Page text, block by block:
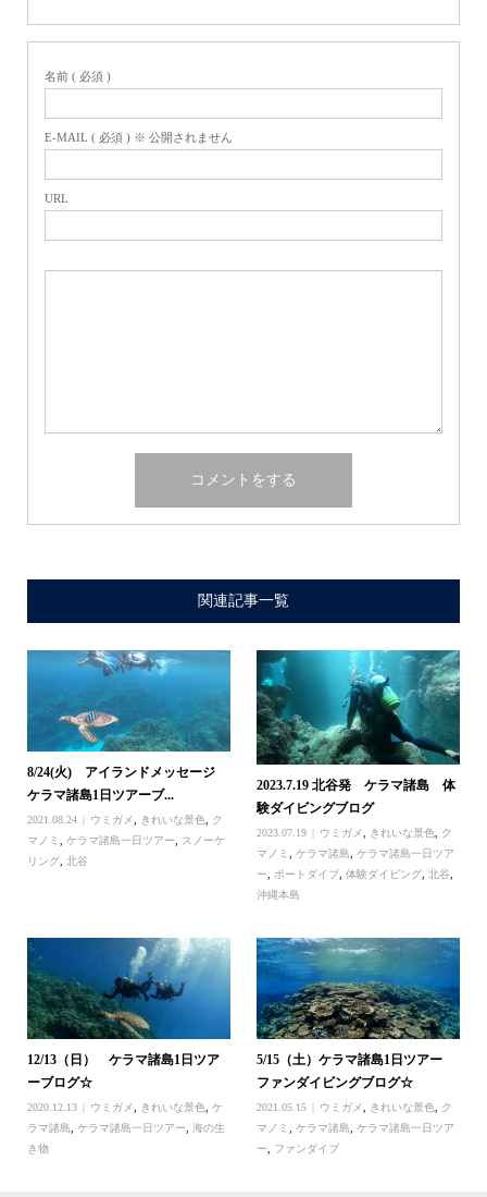
名前 ( 必須 )
E-MAIL ( 必須 ) ※ 公開されません
URL
関連記事一覧
8/24(火) アイランドメッセージ
ケラマ諸島1日ツアーブ...
2021.08.24 ウミガメ きれいな景色
ク
マノミ
ケラマ諸島一日ツアー
スノーケ
リング, 北谷
2023.7.19 北谷発 ケラマ諸島 体
験ダイビングブログ
2023.07.19 ウミガメ きれいな景色
ク
マノミ
,ケラマ諸島 ,ケラマ諸島一日ツア
ー
ボートダイブ ,体験ダイビング ,北谷
沖縄本島
12/13（日） ケラマ諸島1日ツア
ーブログ☆
2020.12.13 ウミガメ きれいな景色
ケ
ラマ諸島
ケラマ諸島一日ツアー
海の生
き物
5/15（土）ケラマ諸島1日ツアー
ファンダイビングブログ☆
2021.05.15 ウミガメ きれいな景色
ク
マノミ
,ケラマ諸島 ,ケラマ諸島一日ツア
ー
ファンダイブ